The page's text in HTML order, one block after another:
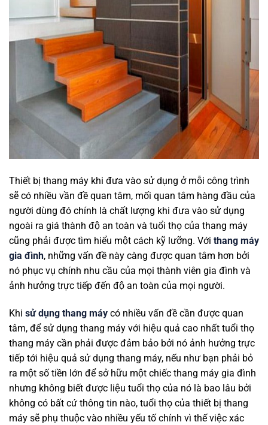
Thiết bị thang máy khi đưa vào sử dụng ở mỗi công trình
sẽ có nhiều vần đề quan tâm, mối quan tâm hàng đầu của
người dùng đó chính là chất lượng khi đưa vào sử dụng
ngoài ra giá thành độ an toàn và tuổi thọ của thang máy
cũng phải được tìm hiểu một cách kỹ lưỡng. Với thang máy
gia đình, những vấn đề này càng được quan tâm hơn bởi
nó phục vụ chính nhu cầu của mọi thành viên gia đình và
ảnh hưởng trực tiếp đến độ an toàn của mọi người.
Khi sử dụng thang máy có nhiều vấn đề cần được quan
tâm, để sử dụng thang máy với hiệu quả cao nhất tuổi thọ
thang máy cần phải được đảm bảo bởi nó ảnh hưởng trực
tiếp tới hiệu quả sử dụng thang máy, nếu như bạn phải bỏ
ra một số tiền lớn để sở hữu một chiếc thang máy gia đình
nhưng không biết được liệu tuổi thọ của nó là bao lâu bởi
không có bất cứ thông tin nào, tuổi thọ của thiết bị thang
máy sẽ phụ thuộc vào nhiều yếu tố chính vì thế việc xác